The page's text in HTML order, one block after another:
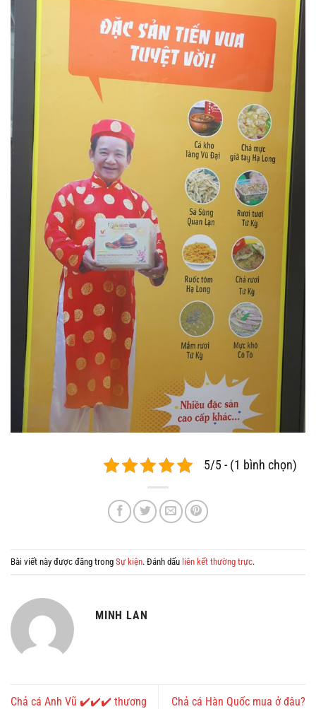
5/5 - (1 bình chọn)
Bài viết này được đăng trong Sự kiện. Đánh dấu liên kết thường trực.
MINH LAN
Chả cá Anh Vũ ✔️✔️✔️ thương
Chả cá Hàn Quốc mua ở đâu?